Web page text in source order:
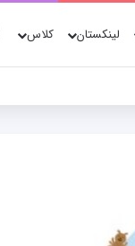
لینکستان کلاس